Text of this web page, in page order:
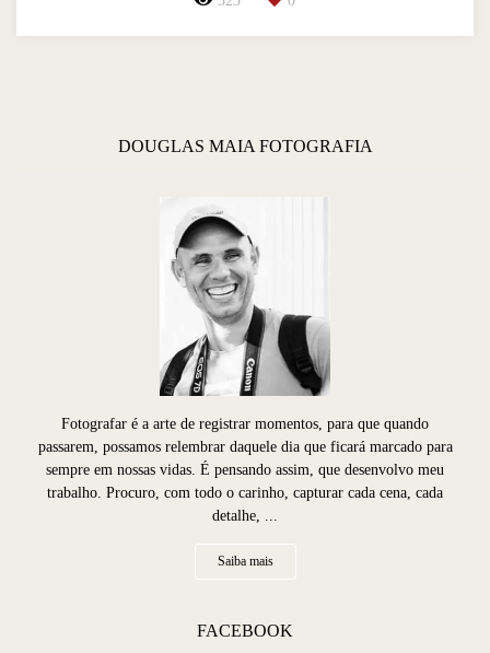
DOUGLAS MAIA FOTOGRAFIA
Fotografar é a arte de registrar momentos, para que quando
passarem, possamos relembrar daquele dia que ficará marcado para
sempre em nossas vidas. É pensando assim, que desenvolvo meu
trabalho. Procuro, com todo o carinho, capturar cada cena, cada
detalhe, ...
Saiba mais
FACEBOOK